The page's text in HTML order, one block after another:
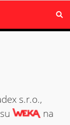
s.r.o.,
na